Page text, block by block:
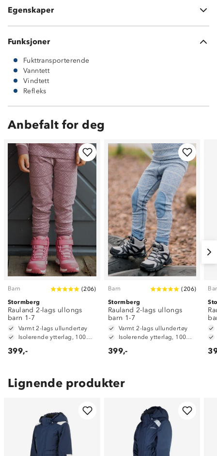
Egenskaper
100% nylon
Funksjoner
Fukttransporterende
Vanntett
Vindtett
Refleks
Anbefalt for deg
Barn (206)
Stormberg
Rauland 2-lags ullongs
barn 1-7
Varmt 2-lags ullundertøy
399,-
Barn ( 206)
Stormberg
Rauland 2-lags ullongs
barn 1-7
Varmt 2-lags ullundertøy
399,-
Lignende produkter